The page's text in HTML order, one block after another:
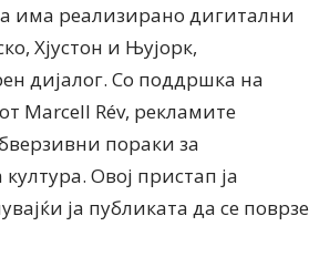
има реализирано дигитални
Хјустон и Њујорк,
дијалог. Со поддршка на
Marcell Rév, рекламите
пораки за
Овој пристап ја
ја публиката да се поврзе